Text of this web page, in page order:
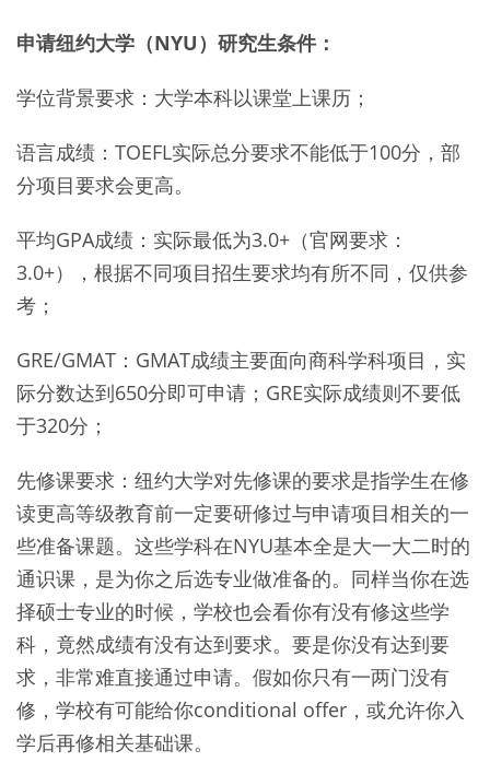
申请纽约大学（NYU）研究生条件：
学位背景要求：大学本科以课堂上课历；
语言成绩：TOEFL实际总分要求不能低于100分，部
分项目要求会更高。
平均GPA成绩：实际最低为3.0+（官网要求：
3.0+），根据不同项目招生要求均有所不同，仅供参
考；
GRE/GMAT：GMAT成绩主要面向商科学科项目，实
际分数达到650分即可申请；GRE实际成绩则不要低
于320分；
先修课要求：纽约大学对先修课的要求是指学生在修
读更高等级教育前一定要研修过与申请项目相关的一
些准备课题。这些学科在NYU基本全是大一大二时的
通识课，是为你之后选专业做准备的。同样当你在选
择硕士专业的时候，学校也会看你有没有修这些学
科，竟然成绩有没有达到要求。要是你没有达到要
求，非常难直接通过申请。假如你只有一两门没有
修，学校有可能给你conditional offer，或允许你入
学后再修相关基础课。